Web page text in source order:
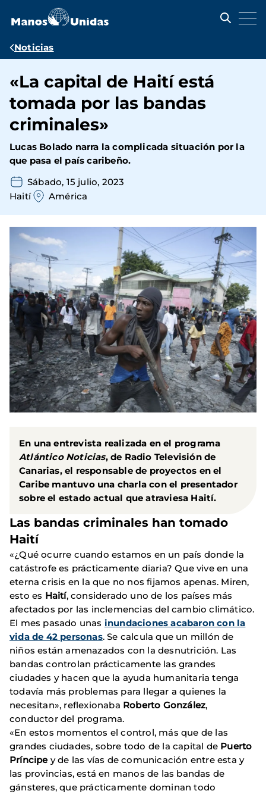
contenido
Ruta
navegación
Noticias
«La capital de Haití está
tomada por las bandas
criminales»
Lucas Bolado narra la complicada situación por la
que pasa el país caribeño.
Sábado, 15 julio, 2023
Haití
América
En una entrevista realizada en el programa
Atlántico Noticias, de Radio Televisión de
Canarias, el responsable de proyectos en el
Caribe mantuvo una charla con el presentador
sobre el estado actual que atraviesa Haití.
Las bandas criminales han tomado
Haití
«¿Qué ocurre cuando estamos en un país donde la
catástrofe es prácticamente diaria? Que vive en una
eterna crisis en la que no nos fijamos apenas. Miren,
esto es Haití, considerado uno de los países más
afectados por las inclemencias del cambio climático.
El mes pasado unas inundaciones acabaron con la
vida de 42 personas. Se calcula que un millón de
niños están amenazados con la desnutrición. Las
bandas controlan prácticamente las grandes
ciudades y hacen que la ayuda humanitaria tenga
todavía más problemas para llegar a quienes la
necesitan», reflexionaba Roberto González,
conductor del programa.
«En estos momentos el control, más que de las
grandes ciudades, sobre todo de la capital de Puerto
Príncipey de las vías de comunicación entre esta y
las provincias, está en manos de las bandas de
gánsteres, que prácticamente dominan todo